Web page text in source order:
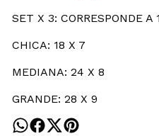
SET X 3: CORRESPONDE
CHICA: 18 X 7
MEDIANA: 24 X 8
GRANDE: 28 X 9